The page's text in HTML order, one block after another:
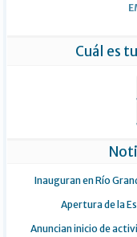
Cuál es
Inauguran en Río
Apertura de la
Anuncian inicio de